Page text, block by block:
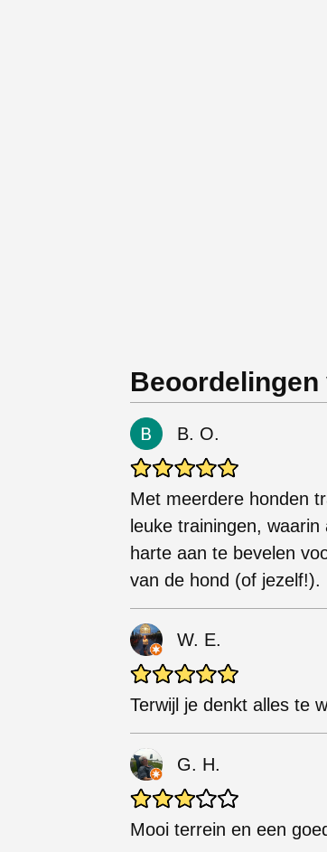
B. O.
Met meerdere honden
leuke trainingen,
harte aan te bevelen
van de hond (of jezelf!).
W. E.
Terwijl je denkt alles te
G. H.
Mooi terrein en een